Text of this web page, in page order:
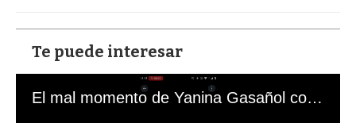
Te puede interesar
El mal momento de Yanina Gasañol con un hincha argentino en "Subrayado"